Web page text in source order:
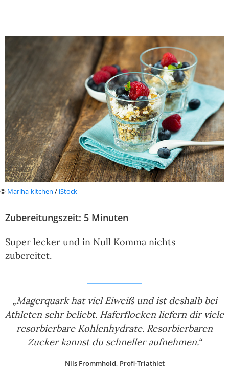
© Mariha-kitchen / iStock
Zubereitungszeit: 5 Minuten
Super lecker und in Null Komma nichts
zubereitet.
„Magerquark hat viel Eiweiß und ist deshalb bei
Athleten sehr beliebt. Haferflocken liefern dir viele
resorbierbare Kohlenhydrate. Resorbierbaren
Zucker kannst du schneller aufnehmen.“
Nils Frommhold, Profi-Triathlet